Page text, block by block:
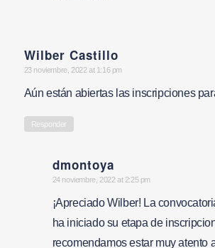
Wilber Castillo
says:
23 noviembre, 2022 at 1:16 pm
Aún están abiertas las inscripciones
Responder
dmontoya
says:
24 noviembre, 2022 at 2:25 pm
¡Apreciado Wilber! La
ha iniciado su etapa de
recomendamos estar muy atento